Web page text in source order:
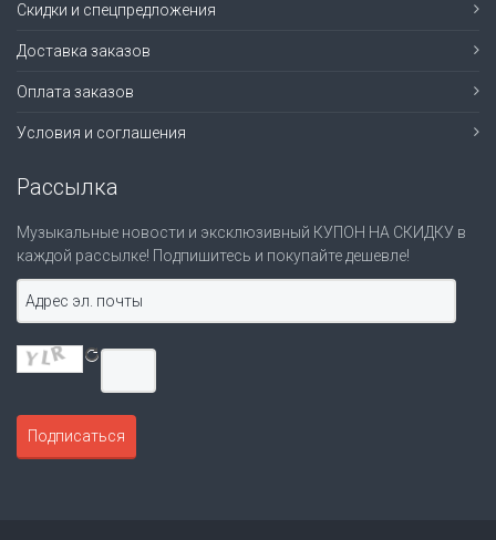
Скидки и спецпредложения
Доставка заказов
Оплата заказов
Условия и соглашения
Рассылка
Музыкальные новости и эксклюзивный КУПОН НА СКИДКУ в
каждой рассылке! Подпишитесь и покупайте дешевле!